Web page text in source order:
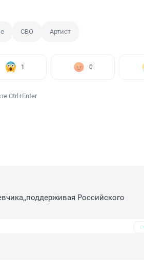
СВО Артист
1 0
Ctrl+Enter
Российского